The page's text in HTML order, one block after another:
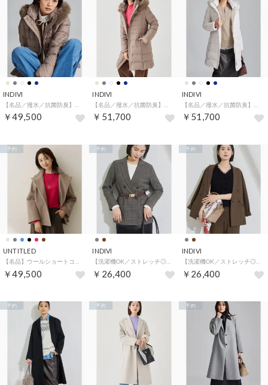
INDIVI
￥49,500
INDIVI
￥51,700
INDIVI
￥51,700
UNTITLED
￥49,500
予約
INDIVI
￥26,400
予約
INDIVI
【洗濯機OK／ストレッチ◎】秋はじめのダブルジャケット （ブラウン(044)）
￥26,400
予約
予約 予約 予約